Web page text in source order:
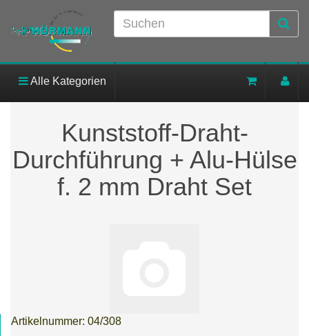
Alle Kategorien
Kunststoff-Draht-
Durchführung + Alu-Hülse
f. 2 mm Draht Set
Artikelnummer: 04/308